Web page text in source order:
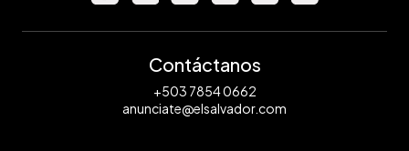
Contáctanos
+503 7854 0662
anunciate@elsalvador.com